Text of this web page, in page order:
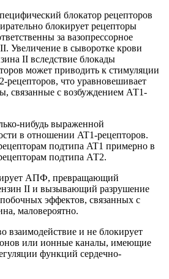
блокатор рецепторов
блокирует рецепторы
за вазопрессорное
Увеличение в сыворотке крови
II вследствие блокады
может приводить к стимуляции
рецепторов, что уравновешивает
связанные с возбуждением АТ1-
нибудь выраженной
в отношении AT1-рецепторов.
подтипа AT1 примерно в
подтипа АТ2.
АПФ, превращающий
II и вызывающий разрушение
эффектов, связанных с
маловероятно.
взаимодействие и не блокирует
или ионные каналы, имеющие
функций сердечно-